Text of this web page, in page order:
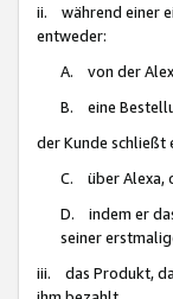
ii. während einer
entweder:
A. von der
B. eine
der Kunde schließt
C. über Alexa,
D. indem er
seiner
iii. das Produkt,